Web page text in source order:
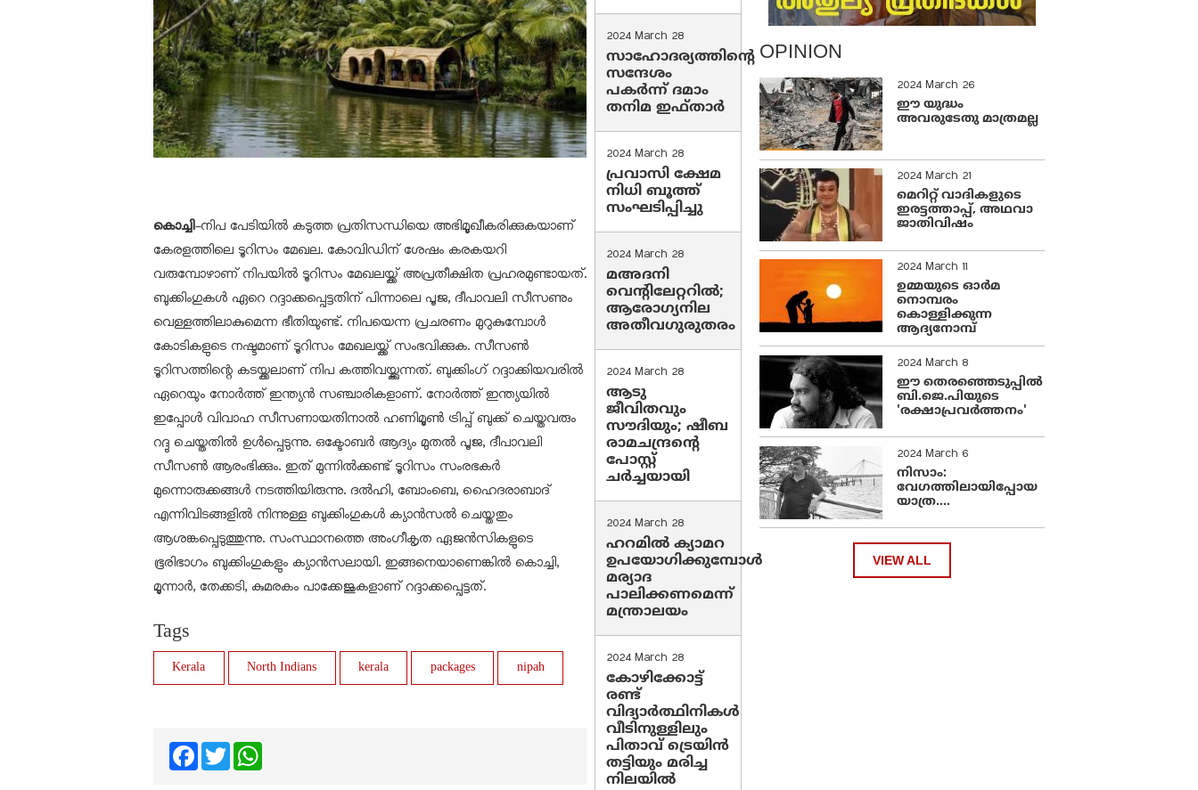
കൊച്ചി-നിപ പേടിയില്‍ കടുത്ത പ്രതിസന്ധിയെ അഭിമൂഖീകരിക്കുകയാണ്
കേരളത്തിലെ ടൂറിസം മേഖല. കോവിഡിന് ശേഷം കരകയറി
വരുമ്പോഴാണ് നിപയില്‍ ടൂറിസം മേഖലയ്ക്ക് അപ്രതീക്ഷിത പ്രഹരമുണ്ടായത്.
ബുക്കിംഗുകള്‍ ഏറെ റദ്ദാക്കപ്പെട്ടതിന് പിന്നാലെ പൂജ, ദീപാവലി സീസണും
വെള്ളത്തിലാകുമെന്ന ഭീതിയുണ്ട്. നിപയെന്ന പ്രചരണം മുറുകുമ്പോള്‍
കോടികളുടെ നഷ്ടമാണ് ടൂറിസം മേഖലയ്ക്ക് സംഭവിക്കുക. സീസണ്‍
ടൂറിസത്തിന്റെ കടയ്ക്കലാണ് നിപ കത്തിവയ്ക്കുന്നത്. ബുക്കിംഗ് റദ്ദാക്കിയവരില്‍
ഏറെയും നോര്‍ത്ത് ഇന്ത്യന്‍ സഞ്ചാരികളാണ്. നോര്‍ത്ത് ഇന്ത്യയില്‍
ഇപ്പോള്‍ വിവാഹ സീസണായതിനാല്‍ ഹണിമൂണ്‍ ട്രിപ്പ് ബുക്ക് ചെയ്തവരും
റദ്ദു ചെയ്തതില്‍ ഉള്‍പ്പെടുന്നു. ഒക്ടോബര്‍ ആദ്യം മുതല്‍ പൂജ, ദീപാവലി
സീസണ്‍ ആരംഭിക്കും. ഇത് മുന്നില്‍ക്കണ്ട് ടൂറിസം സംരഭകര്‍
മുന്നൊരുക്കങ്ങള്‍ നടത്തിയിരുന്നു. ദല്‍ഹി, ബോംബെ, ഹൈദരാബാദ്
എന്നിവിടങ്ങളില്‍ നിന്നുള്ള ബുക്കിംഗുകള്‍ ക്യാന്‍സല്‍ ചെയ്തതും
ആശങ്കപ്പെടുത്തുന്നു. സംസ്ഥാനത്തെ അംഗീകൃത ഏജന്‍സികളുടെ
ഭൂരിഭാഗം ബുക്കിംഗുകളും ക്യാന്‍സലായി. ഇങ്ങനെയാണെങ്കില്‍ കൊച്ചി,
മൂന്നാര്‍, തേക്കടി, കുമരകം പാക്കേജുകളാണ് റദ്ദാക്കപ്പെട്ടത്.
Tags
Kerala North Indians kerala packages nipah
FacebookTwitter
2024 March 28
സാഹോദര്യത്തിന്റെ
സന്ദേശം
പകർന്ന് ദമാം
തനിമ ഇഫ്‌താർ
2024 March 28
പ്രവാസി ക്ഷേമ
നിധി ബൂത്ത്
സംഘടിപ്പിച്ചു
2024 March 28
മഅദനി
വെന്റിലേറ്ററിൽ;
ആരോഗ്യനില
അതീവഗുരുതരം
2024 March 28
ആടു
ജീവിതവും
സൗദിയും; ഷീബ
രാമചന്ദ്രന്റെ
പോസ്റ്റ്
ചര്‍ച്ചയായി
2024 March 28
ഹറമില്‍ ക്യാമറ
ഉപയോഗിക്കുമ്പോള്‍
മര്യാദ
പാലിക്കണമെന്ന്
മന്ത്രാലയം
2024 March 28
കോഴിക്കോട്ട്
രണ്ട്
വിദ്യാർത്ഥിനികൾ
വീടിനുള്ളിലും
പിതാവ് ട്രെയിൻ
തട്ടിയും മരിച്ച
നിലയിൽ
OPINION
2024 March 26
ഈ യുദ്ധം
അവരുടേതു മാത്രമല്ല
2024 March 21
മെറിറ്റ് വാദികളുടെ
ഇരട്ടത്താപ്പ്, അഥവാ
ജാതിവിഷം
2024 March 11
ഉമ്മയുടെ ഓർമ
നൊമ്പരം
കൊള്ളിക്കുന്ന
ആദ്യനോമ്പ്
2024 March 8
ഈ തെരഞ്ഞെടുപ്പില്‍
ബി.ജെ.പിയുടെ
'രക്ഷാപ്രവര്‍ത്തനം'
2024 March 6
നിസാം:
വേഗത്തിലായിപ്പോയ
യാത്ര....
VIEW ALL